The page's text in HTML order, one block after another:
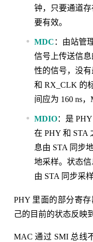
钟，只要通道
要有效。
MDC ：由站管
信号上传送信
性的信号，没
和 RX_CLK 的
间应为 160 ns，
MDIO：是
在 PHY 和 STA
息由 STA 同步
地采样。状态
由 STA 同步采样
PHY 里面的部分寄
己的目前的状态反映
MAC 通过 SMI 总线